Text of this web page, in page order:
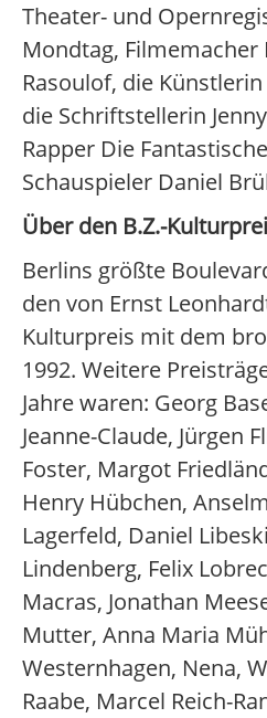
Theater- und
Mondtag,
Rasoulof, die
die Schriftstellerin
Rapper Die
Schauspieler Daniel
Über den B.Z.-
Berlins größte
den von Ernst
Kulturpreis mit dem
1992. Weitere
Jahre waren: Georg
Jeanne-Claude, Jürgen
Foster, Margot
Henry Hübchen,
Lagerfeld, Daniel
Lindenberg, Felix
Macras, Jonathan
Mutter, Anna Maria
Westernhagen, Nena,
Raabe, Marcel Reich-